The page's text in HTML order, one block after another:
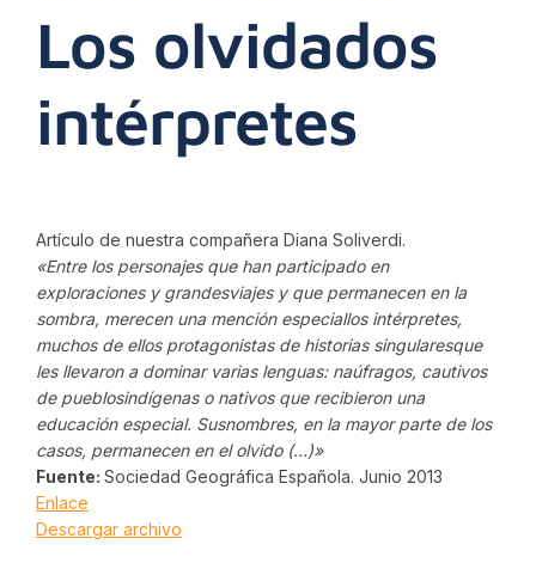
Los olvidados
intérpretes
Artículo de nuestra compañera Diana Soliverdi.
«Entre los personajes que han participado en
exploraciones y grandesviajes y que permanecen en la
sombra, merecen una mención especiallos intérpretes,
muchos de ellos protagonistas de historias singularesque
les llevaron a dominar varias lenguas: naúfragos, cautivos
de pueblosindígenas o nativos que recibieron una
educación especial. Susnombres, en la mayor parte de los
casos, permanecen en el olvido (…)»
Fuente: Sociedad Geográfica Española. Junio 2013
Enlace
Descargar archivo